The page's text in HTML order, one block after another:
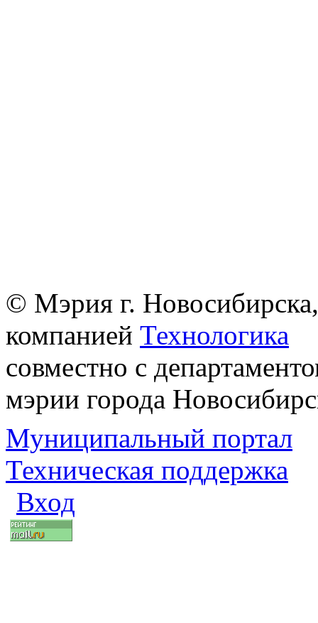
© Мэрия г.
компанией Технологика
совместно с
мэрии города
Муниципальный портал
Техническая поддержка
Вход